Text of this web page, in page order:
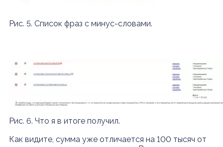
Рис. 5. Список фраз с минус-словами.
Рис. 6. Что я в итоге получил.
Как видите, сумма уже отличается на 100 тысяч от